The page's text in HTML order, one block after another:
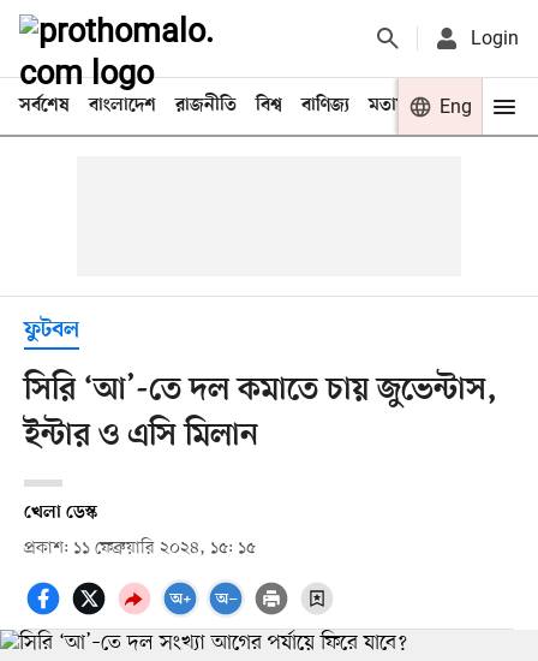
Login
সর্বশেষ বাংলাদেশ রাজনীতি বিশ্ব বাণিজ্য মতামত খেলা
Eng
ফুটবল
সিরি ‘আ’-তে দল কমাতে চায় জুভেন্টাস,
ইন্টার ও এসি মিলান
খেলা ডেস্ক
প্রকাশ: ১১ ফেব্রুয়ারি ২০২৪, ১৫: ১৫